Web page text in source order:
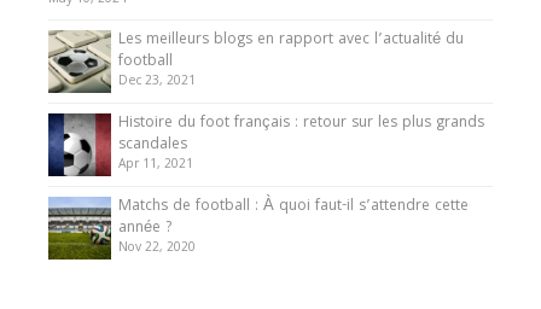
Les meilleurs blogs en rapport avec l’actualité du
football
Dec 23, 2021
Histoire du foot français : retour sur les plus grands
scandales
Apr 11, 2021
Matchs de football : À quoi faut-il s’attendre cette
année ?
Nov 22, 2020